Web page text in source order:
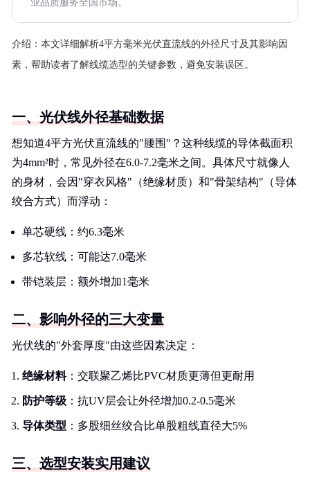
业品质服务全国市场。
介绍： 本文详细解析4平方毫米光伏直流线的外径尺寸及其影响因
素，帮助读者了解线缆选型的关键参数，避免安装误区。
一、光伏线外径基础数据
想知道4平方光伏直流线的"腰围"？这种线缆的导体截面积
为4mm²时，常见外径在6.0-7.2毫米之间。具体尺寸就像人
的身材，会因"穿衣风格"（绝缘材质）和"骨架结构"（导体
绞合方式）而浮动：
单芯硬线：约6.3毫米
多芯软线：可能达7.0毫米
带铠装层：额外增加1毫米
二、影响外径的三大变量
光伏线的"外套厚度"由这些因素决定：
绝缘材料：交联聚乙烯比PVC材质更薄但更耐用
防护等级 ：抗UV层会让外径增加0.2-0.5毫米
导体类型 ：多股细丝绞合比单股粗线直径大5%
三、选型安装实用建议